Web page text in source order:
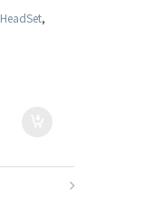
HeadSet,